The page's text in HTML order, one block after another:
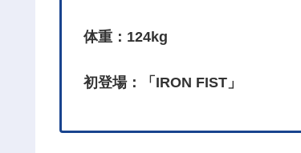
体重：124kg
初登場：「IRON FIST」